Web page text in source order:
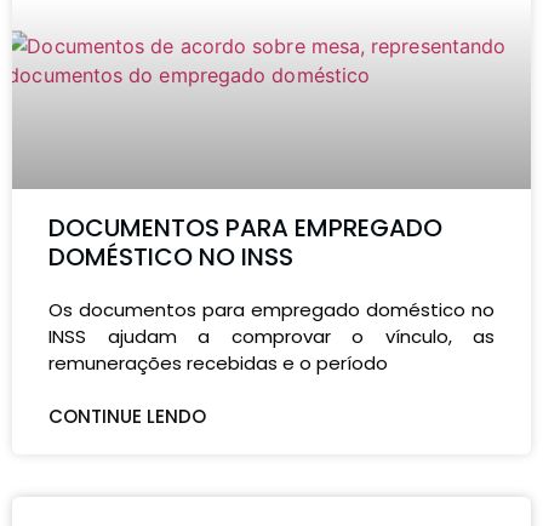
DOCUMENTOS PARA EMPREGADO
DOMÉSTICO NO INSS
Os documentos para empregado doméstico no
INSS ajudam a comprovar o vínculo, as
remunerações recebidas e o período
CONTINUE LENDO